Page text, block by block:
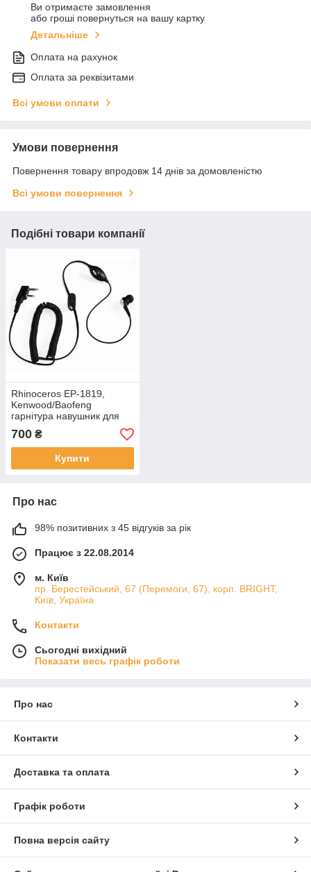
Ви отримаєте замовлення
або гроші повернуться на вашу картку
Детальніше
Оплата на рахунок
Оплата за реквізитами
Всі умови оплати
Умови повернення
Повернення товару впродовж 14 днів за домовленістю
Всі умови повернення
Подібні товари компанії
Rhinoceros EP-1819,
Kenwood/Baofeng
гарнітура навушник для
радіостанції
700 ₴
Купити
Про нас
98% позитивних з 45 відгуків за рік
Працює з 22.08.2014
м. Київ
пр. Берестейський, 67 (Перемоги, 67), корп. ВRIGHT,
Київ, Україна
Контакти
Сьогодні вихідний
Показати весь графік роботи
Про нас
Контакти
Доставка та оплата
Графік роботи
Повна версія сайту